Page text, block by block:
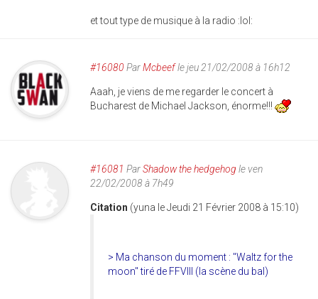
et tout type de musique à la radio :lol:
#16080 ParMcbeefle jeu 21/02/2008 à 16h12
Aaah, je viens de me regarder le concert à
Bucharest de Michael Jackson, énorme!!!
#16081 ParShadow the hedgehog le ven
22/02/2008 à 7h49
Citation (yuna le Jeudi 21 Février 2008 à 15:10)
> Ma chanson du moment : "Waltz for the
moon" tiré de FFVIII (la scène du bal)